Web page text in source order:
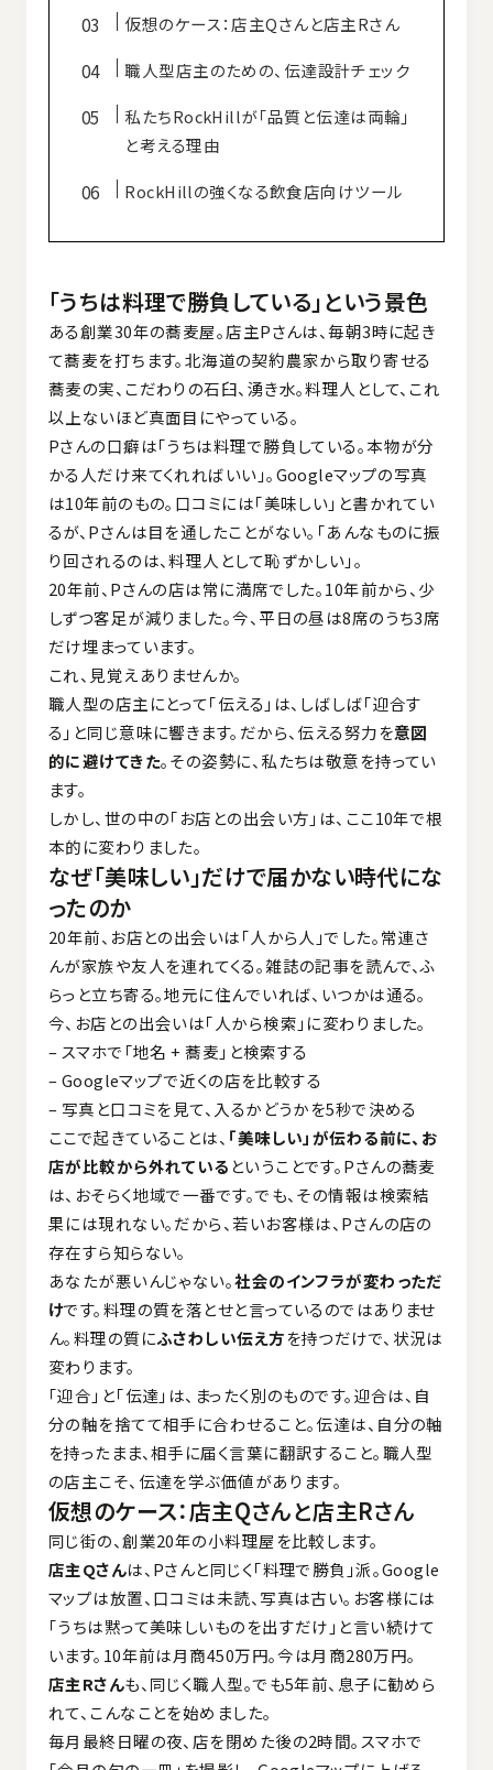
仮想のケース：店主Qさんと店主Rさん
職人型店主のための、伝達設計チェック
私たちRockHillが「品質と伝達は両輪」
と考える理由
RockHillの強くなる飲食店向けツール
「うちは料理で勝負している」という景色
ある創業30年の蕎麦屋。店主Pさんは、毎朝3時に起き
て蕎麦を打ちます。北海道の契約農家から取り寄せる
蕎麦の実、こだわりの石臼、湧き水。料理人として、これ
以上ないほど真面目にやっている。
Pさんの口癖は「うちは料理で勝負している。本物が分
かる人だけ来てくれればいい」。Googleマップの写真
は10年前のもの。口コミには「美味しい」と書かれてい
るが、Pさんは目を通したことがない。「あんなものに振
り回されるのは、料理人として恥ずかしい」。
20年前、Pさんの店は常に満席でした。10年前から、少
しずつ客足が減りました。今、平日の昼は8席のうち3席
だけ埋まっています。
これ、見覚えありませんか。
職人型の店主にとって「伝える」は、しばしば「迎合す
る」と同じ意味に響きます。だから、伝える努力を意図
的に避けてきた。その姿勢に、私たちは敬意を持ってい
ます。
しかし、世の中の「お店との出会い方」は、ここ10年で根
本的に変わりました。
なぜ「美味しい」だけで届かない時代にな
ったのか
20年前、お店との出会いは「人から人」でした。常連さ
んが家族や友人を連れてくる。雑誌の記事を読んで、ふ
らっと立ち寄る。地元に住んでいれば、いつかは通る。
今、お店との出会いは「人から検索」に変わりました。
– スマホで「地名 + 蕎麦」と検索する
– Googleマップで近くの店を比較する
– 写真と口コミを見て、入るかどうかを5秒で決める
ここで起きていることは、 「美味しい」が伝わる前に、お
店が比較から外れている ということです。Pさんの蕎麦
は、おそらく地域で一番です。でも、その情報は検索結
果には現れない。だから、若いお客様は、Pさんの店の
存在すら知らない。
あなたが悪いんじゃない。社会のインフラが変わっただ
けです。料理の質を落とせと言っているのではありませ
ん。料理の質にふさわしい伝え方を持つだけで、状況は
変わります。
「迎合」と「伝達」は、まったく別のものです。迎合は、自
分の軸を捨てて相手に合わせること。伝達は、自分の軸
を持ったまま、相手に届く言葉に翻訳すること。職人型
の店主こそ、伝達を学ぶ価値があります。
仮想のケース：店主Qさんと店主Rさん
同じ街の、創業20年の小料理屋を比較します。
店主Qさんは、Pさんと同じく「料理で勝負」派。Google
マップは放置、口コミは未読、写真は古い。お客様には
「うちは黙って美味しいものを出すだけ」と言い続けて
います。10年前は月商450万円。今は月商280万円。
店主Rさんも、同じく職人型。でも5年前、息子に勧めら
れて、こんなことを始めました。
毎月最終日曜の夜、店を閉めた後の2時間。スマホで